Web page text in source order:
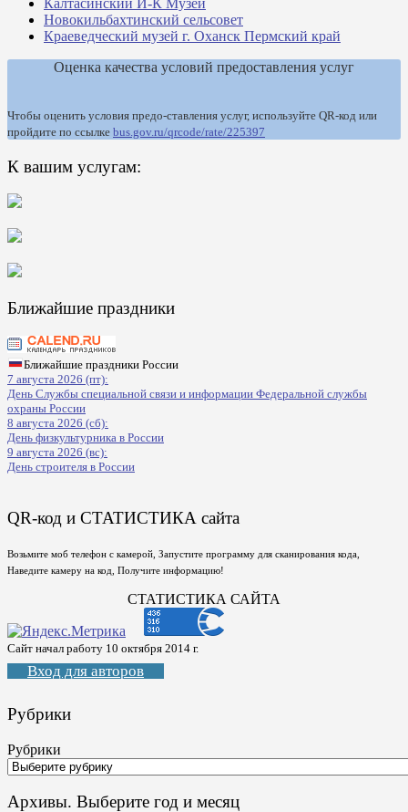
Калтасинский И-К Музей
Новокильбахтинский сельсовет
Краеведческий музей г. Оханск Пермский край
Оценка качества условий предоставления услуг
Чтобы оценить условия предо-ставления услуг, используйте QR-код или
пройдите по ссылке bus.gov.ru/qrcode/rate/225397
К вашим услугам:
Ближайшие праздники
Ближайшие праздники России
7 августа 2026 (пт):
День Службы специальной связи и информации Федеральной службы
охраны России
8 августа 2026 (сб):
День физкультурника в России
9 августа 2026 (вс):
День строителя в России
QR-код и СТАТИСТИКА сайта
Возьмите моб телефон с камерой, Запустите программу для сканирования кода,
Наведите камеру на код, Получите информацию!
СТАТИСТИКА САЙТА
Сайт начал работу 10 октября 2014 г.
Вход для авторов
Рубрики
Рубрики
Архивы. Выберите год и месяц